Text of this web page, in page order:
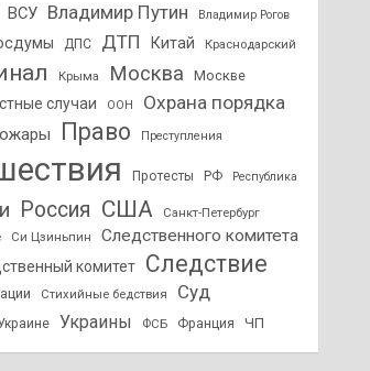
ВСУ Владимир Путин Владимир Рогов
ДПС ДТП Китай Краснодарский
Крыма Москва Москве
случаи ООН Охрана порядка
Право Преступления
Протесты РФ Республика
Россия США
Санкт-Петербург
Си Цзиньпин
Следственного комитета
комитет Следствие
Стихийные бедствия Суд
Украины ФСБ Франция ЧП